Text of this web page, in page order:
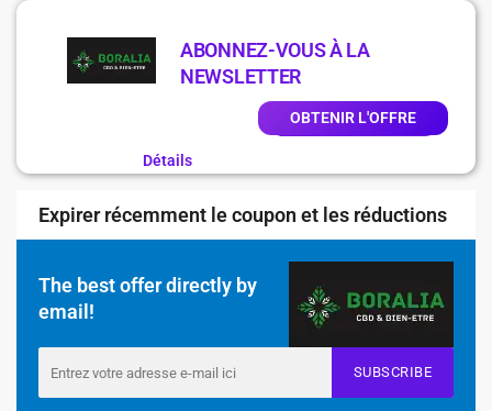
ABONNEZ-VOUS À LA
NEWSLETTER
OBTENIR L'OFFRE
Détails
Expirer récemment le coupon et les réductions
The best offer directly by
email!
SUBSCRIBE